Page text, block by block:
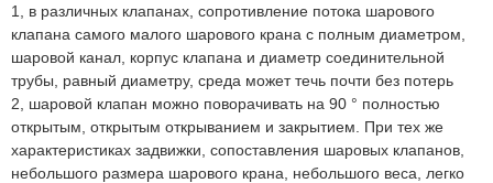
1, в различных клапанах, сопротивление потока шарового
клапана самого малого шарового крана с полным диаметром,
шаровой канал, корпус клапана и диаметр соединительной
трубы, равный диаметру, среда может течь почти без потерь
2, шаровой клапан можно поворачивать на 90 ° полностью
открытым, открытым открыванием и закрытием. При тех же
характеристиках задвижки, сопоставления шаровых клапанов,
небольшого размера шарового крана, небольшого веса, легко